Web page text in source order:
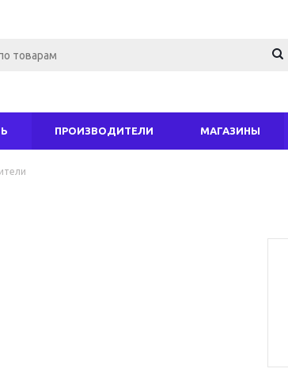
ПРОИЗВОДИТЕЛИ МАГАЗИНЫ